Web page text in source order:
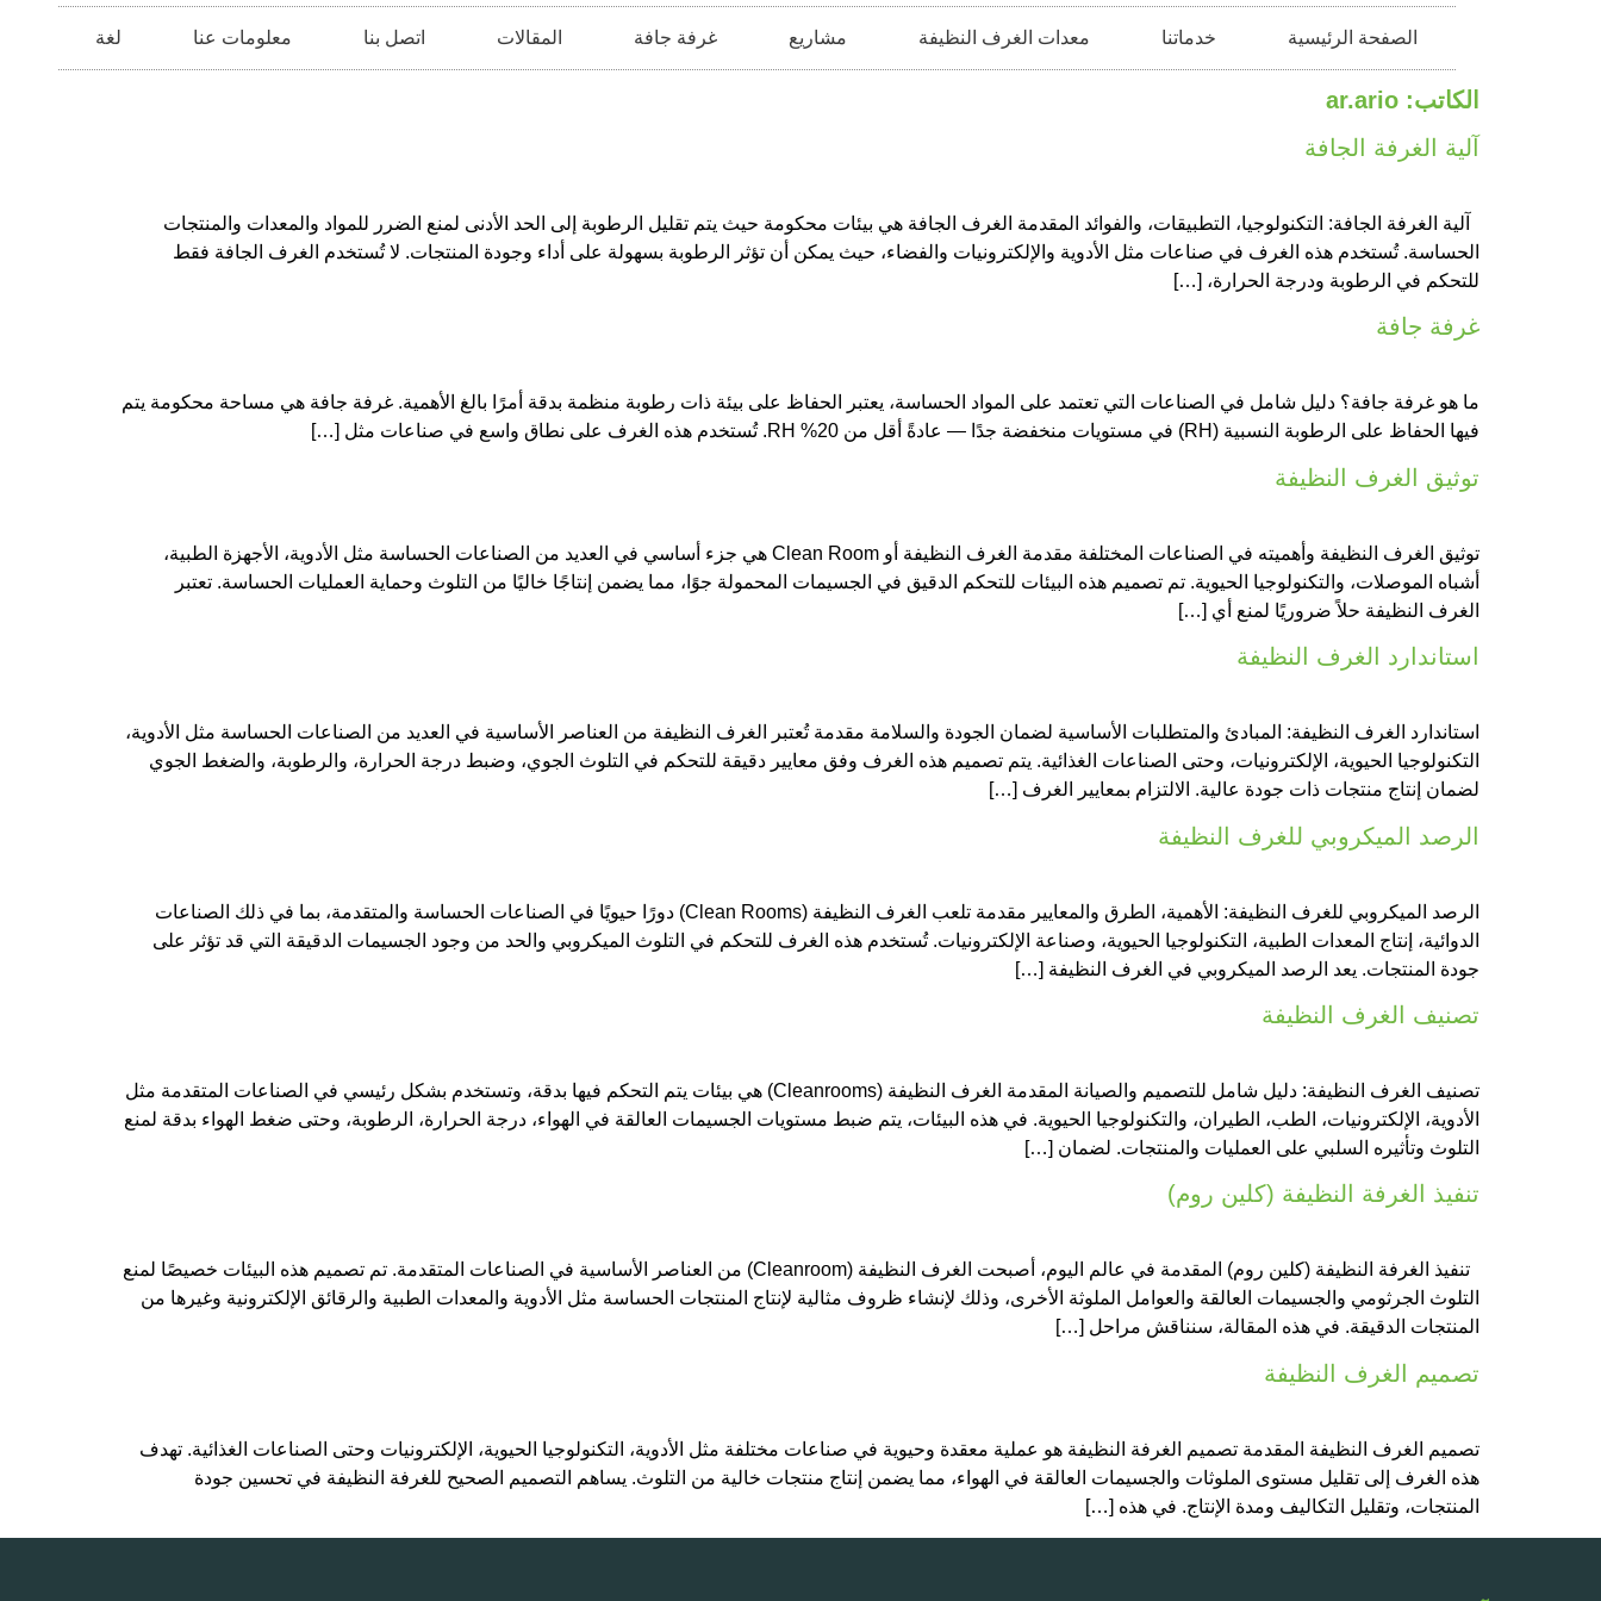
الصفحة الرئيسية خدماتنا معدات الغرف النظيفة مشاريع غرفة جافة المقالات اتصل بنا معلومات عنا لغة
الكاتب: ar.ario
آلية الغرفة الجافة
آلية الغرفة الجافة: التكنولوجيا، التطبيقات، والفوائد المقدمة الغرف الجافة هي بيئات محكومة حيث يتم تقليل الرطوبة إلى الحد الأدنى لمنع الضرر للمواد والمعدات والمنتجات
الحساسة. تُستخدم هذه الغرف في صناعات مثل الأدوية والإلكترونيات والفضاء، حيث يمكن أن تؤثر الرطوبة بسهولة على أداء وجودة المنتجات. لا تُستخدم الغرف الجافة فقط
للتحكم في الرطوبة ودرجة الحرارة، […]
غرفة جافة
ما هو غرفة جافة؟ دليل شامل في الصناعات التي تعتمد على المواد الحساسة، يعتبر الحفاظ على بيئة ذات رطوبة منظمة بدقة أمرًا بالغ الأهمية. غرفة جافة هي مساحة محكومة يتم
فيها الحفاظ على الرطوبة النسبية (RH) في مستويات منخفضة جدًا — عادةً أقل من 20% RH. تُستخدم هذه الغرف على نطاق واسع في صناعات مثل […]
توثيق الغرف النظيفة
توثيق الغرف النظيفة وأهميته في الصناعات المختلفة مقدمة الغرف النظيفة أو Clean Room هي جزء أساسي في العديد من الصناعات الحساسة مثل الأدوية، الأجهزة الطبية،
أشباه الموصلات، والتكنولوجيا الحيوية. تم تصميم هذه البيئات للتحكم الدقيق في الجسيمات المحمولة جوًا، مما يضمن إنتاجًا خاليًا من التلوث وحماية العمليات الحساسة. تعتبر
الغرف النظيفة حلاً ضروريًا لمنع أي […]
استاندارد الغرف النظيفة
استاندارد الغرف النظيفة: المبادئ والمتطلبات الأساسية لضمان الجودة والسلامة مقدمة تُعتبر الغرف النظيفة من العناصر الأساسية في العديد من الصناعات الحساسة مثل الأدوية،
التكنولوجيا الحيوية، الإلكترونيات، وحتى الصناعات الغذائية. يتم تصميم هذه الغرف وفق معايير دقيقة للتحكم في التلوث الجوي، وضبط درجة الحرارة، والرطوبة، والضغط الجوي
لضمان إنتاج منتجات ذات جودة عالية. الالتزام بمعايير الغرف […]
الرصد الميكروبي للغرف النظيفة
الرصد الميكروبي للغرف النظيفة: الأهمية، الطرق والمعايير مقدمة تلعب الغرف النظيفة (Clean Rooms) دورًا حيويًا في الصناعات الحساسة والمتقدمة، بما في ذلك الصناعات
الدوائية، إنتاج المعدات الطبية، التكنولوجيا الحيوية، وصناعة الإلكترونيات. تُستخدم هذه الغرف للتحكم في التلوث الميكروبي والحد من وجود الجسيمات الدقيقة التي قد تؤثر على
جودة المنتجات. يعد الرصد الميكروبي في الغرف النظيفة […]
تصنيف الغرف النظيفة
تصنيف الغرف النظيفة: دليل شامل للتصميم والصيانة المقدمة الغرف النظيفة (Cleanrooms) هي بيئات يتم التحكم فيها بدقة، وتستخدم بشكل رئيسي في الصناعات المتقدمة مثل
الأدوية، الإلكترونيات، الطب، الطيران، والتكنولوجيا الحيوية. في هذه البيئات، يتم ضبط مستويات الجسيمات العالقة في الهواء، درجة الحرارة، الرطوبة، وحتى ضغط الهواء بدقة لمنع
التلوث وتأثيره السلبي على العمليات والمنتجات. لضمان […]
تنفيذ الغرفة النظيفة (كلين روم)
تنفيذ الغرفة النظيفة (كلين روم) المقدمة في عالم اليوم، أصبحت الغرف النظيفة (Cleanroom) من العناصر الأساسية في الصناعات المتقدمة. تم تصميم هذه البيئات خصيصًا لمنع
التلوث الجرثومي والجسيمات العالقة والعوامل الملوثة الأخرى، وذلك لإنشاء ظروف مثالية لإنتاج المنتجات الحساسة مثل الأدوية والمعدات الطبية والرقائق الإلكترونية وغيرها من
المنتجات الدقيقة. في هذه المقالة، سنناقش مراحل […]
تصميم الغرف النظيفة
تصميم الغرف النظيفة المقدمة تصميم الغرفة النظيفة هو عملية معقدة وحيوية في صناعات مختلفة مثل الأدوية، التكنولوجيا الحيوية، الإلكترونيات وحتى الصناعات الغذائية. تهدف
هذه الغرف إلى تقليل مستوى الملوثات والجسيمات العالقة في الهواء، مما يضمن إنتاج منتجات خالية من التلوث. يساهم التصميم الصحيح للغرفة النظيفة في تحسين جودة
المنتجات، وتقليل التكاليف ومدة الإنتاج. في هذه […]